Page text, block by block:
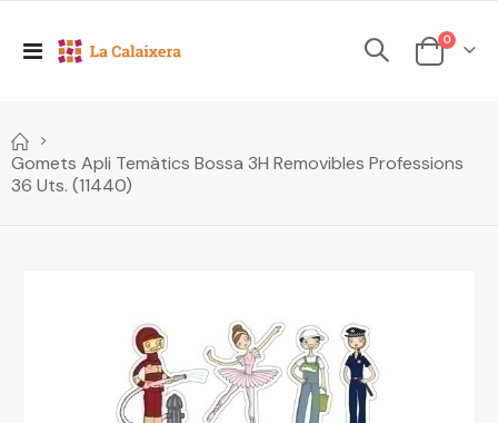
Toggle
Cesta
0elements
Gomets Apli Temàtics Bossa 3H Removibles Professions
36 Uts. (11440)